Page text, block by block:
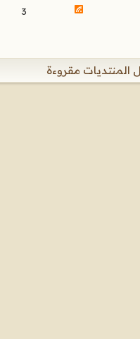
3
المنتديات مقروءة